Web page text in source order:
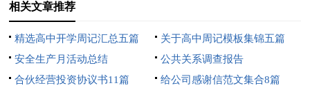
相关文章推荐
精选高中开学周记汇总五篇
关于高中周记模板集锦五篇
安全生产月活动总结
公共关系调查报告
合伙经营投资协议书11篇
给公司感谢信范文集合8篇